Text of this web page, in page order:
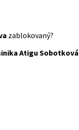
zablokovaný?
Atigu Sobotková